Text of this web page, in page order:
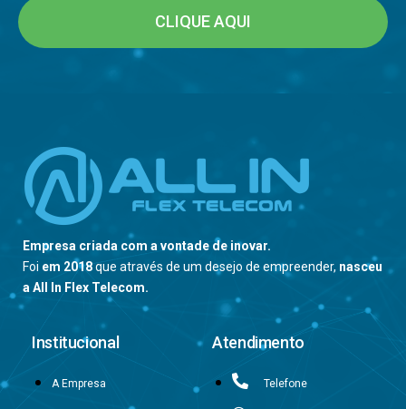
CLIQUE AQUI
Empresa criada com a vontade de inovar.
Foi em 2018que através de um desejo de empreender, nasceu
a All In Flex Telecom.
Institucional
A Empresa
Atendimento
Telefone